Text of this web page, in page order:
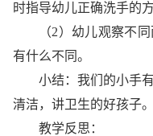
时指导幼儿正确洗手的方
（2）幼儿观察不
有什么不同。
小结：我们的小手
清洁，讲卫生的好孩子。
教学反思：